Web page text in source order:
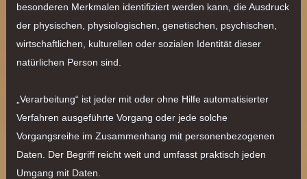
besonderen Merkmalen identifiziert werden kann, die Ausdruck
der physischen, physiologischen, genetischen, psychischen,
wirtschaftlichen, kulturellen oder sozialen Identität dieser
natürlichen Person sind.
„Verarbeitung“ ist jeder mit oder ohne Hilfe automatisierter
Verfahren ausgeführte Vorgang oder jede solche
Vorgangsreihe im Zusammenhang mit personenbezogenen
Daten. Der Begriff reicht weit und umfasst praktisch jeden
Umgang mit Daten.